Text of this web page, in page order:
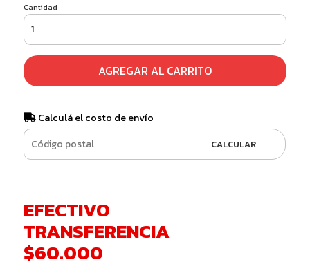
Cantidad
AGREGAR AL CARRITO
Calculá el costo de envío
CALCULAR
EFECTIVO
TRANSFERENCIA
$60.000